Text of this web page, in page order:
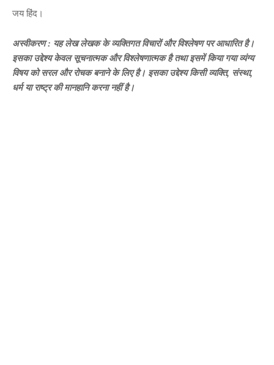
जय हिंद।
अस्वीकरण : यह लेख लेखक के व्यक्तिगत विचारों और विश्लेषण पर आधारित है।
इसका उद्देश्य केवल सूचनात्मक और विश्लेषणात्मक है तथा इसमें किया गया व्यंग्य
विषय को सरल और रोचक बनाने के लिए है। इसका उद्देश्य किसी व्यक्ति, संस्था,
धर्म या राष्ट्र की मानहानि करना नहीं है।